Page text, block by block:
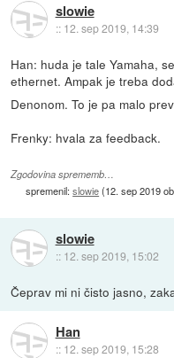
slowie
:: 12. sep 2019, 14:39
Han: huda je tale Yamaha,
ethernet. Ampak je treba
Denonom. To je pa malo
Frenky: hvala za feedback.
Zgodovina sprememb…
spremenil:slowie(12. sep 2019
slowie
:: 12. sep 2019, 15:02
Čeprav mi ni čisto jasno,
Han
:: 12. sep 2019, 15:28